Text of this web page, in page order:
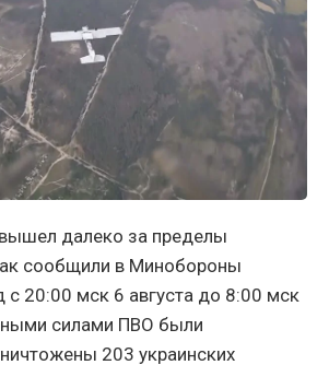
далеко за пределы
сообщили в Минобороны
с 20:00 мск 6 августа до 8:00 мск
силами ПВО были
203 украинских